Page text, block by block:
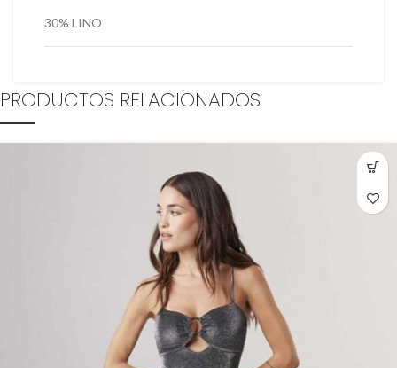
30% LINO
PRODUCTOS RELACIONADOS